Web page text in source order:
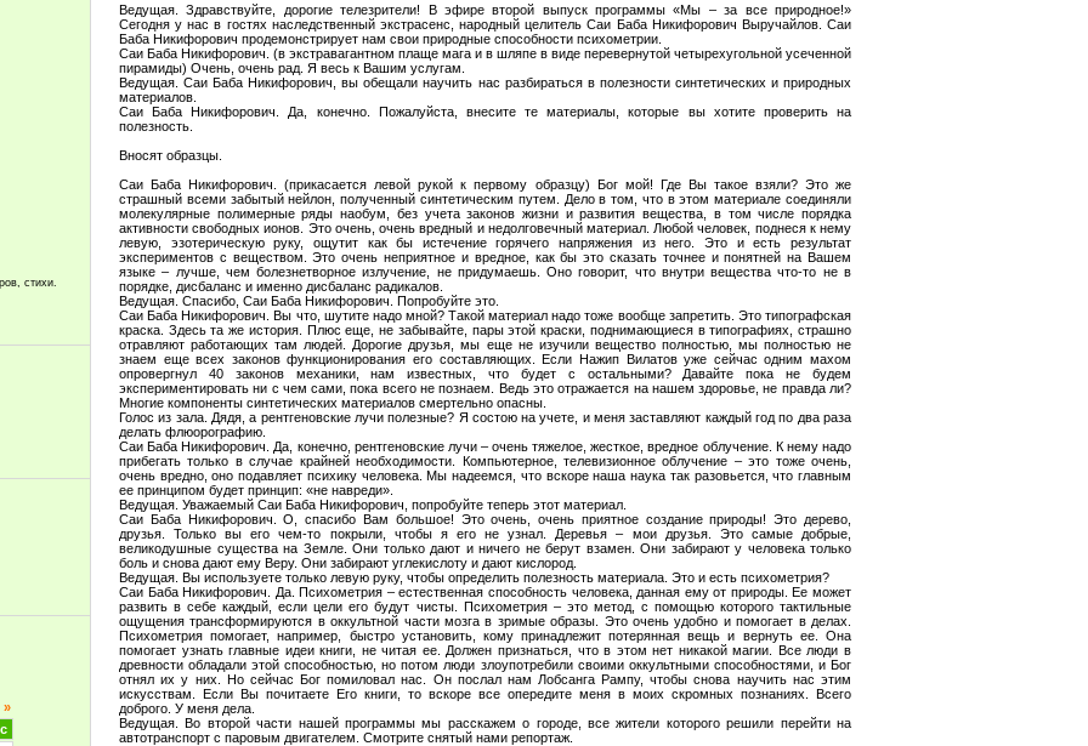
стихи.
»
Ведущая. Здравствуйте, дорогие телезрители! В эфире второй выпуск программы «Мы – за все природное!»
Сегодня у нас в гостях наследственный экстрасенс, народный целитель Саи Баба Никифорович Выручайлов. Саи
Баба Никифорович продемонстрирует нам свои природные способности психометрии.
Саи Баба Никифорович. (в экстравагантном плаще мага и в шляпе в виде перевернутой четырехугольной усеченной
пирамиды) Очень, очень рад. Я весь к Вашим услугам.
Ведущая. Саи Баба Никифорович, вы обещали научить нас разбираться в полезности синтетических и природных
материалов.
Саи Баба Никифорович. Да, конечно. Пожалуйста, внесите те материалы, которые вы хотите проверить на
полезность.
Вносят образцы.
Саи Баба Никифорович. (прикасается левой рукой к первому образцу) Бог мой! Где Вы такое взяли? Это же
страшный всеми забытый нейлон, полученный синтетическим путем. Дело в том, что в этом материале соединяли
молекулярные полимерные ряды наобум, без учета законов жизни и развития вещества, в том числе порядка
активности свободных ионов. Это очень, очень вредный и недолговечный материал. Любой человек, поднеся к нему
левую, эзотерическую руку, ощутит как бы истечение горячего напряжения из него. Это и есть результат
экспериментов с веществом. Это очень неприятное и вредное, как бы это сказать точнее и понятней на Вашем
языке – лучше, чем болезнетворное излучение, не придумаешь. Оно говорит, что внутри вещества что-то не в
порядке, дисбаланс и именно дисбаланс радикалов.
Ведущая. Спасибо, Саи Баба Никифорович. Попробуйте это.
Саи Баба Никифорович. Вы что, шутите надо мной? Такой материал надо тоже вообще запретить. Это типографская
краска. Здесь та же история. Плюс еще, не забывайте, пары этой краски, поднимающиеся в типографиях, страшно
отравляют работающих там людей. Дорогие друзья, мы еще не изучили вещество полностью, мы полностью не
знаем еще всех законов функционирования его составляющих. Если Нажип Вилатов уже сейчас одним махом
опровергнул 40 законов механики, нам известных, что будет с остальными? Давайте пока не будем
экспериментировать ни с чем сами, пока всего не познаем. Ведь это отражается на нашем здоровье, не правда ли?
Многие компоненты синтетических материалов смертельно опасны.
Голос из зала. Дядя, а рентгеновские лучи полезные? Я состою на учете, и меня заставляют каждый год по два раза
делать флюорографию.
Саи Баба Никифорович. Да, конечно, рентгеновские лучи – очень тяжелое, жесткое, вредное облучение. К нему надо
прибегать только в случае крайней необходимости. Компьютерное, телевизионное облучение – это тоже очень,
очень вредно, оно подавляет психику человека. Мы надеемся, что вскоре наша наука так разовьется, что главным
ее принципом будет принцип: «не навреди».
Ведущая. Уважаемый Саи Баба Никифорович, попробуйте теперь этот материал.
Саи Баба Никифорович. О, спасибо Вам большое! Это очень, очень приятное создание природы! Это дерево,
друзья. Только вы его чем-то покрыли, чтобы я его не узнал. Деревья – мои друзья. Это самые добрые,
великодушные существа на Земле. Они только дают и ничего не берут взамен. Они забирают у человека только
боль и снова дают ему Веру. Они забирают углекислоту и дают кислород.
Ведущая. Вы используете только левую руку, чтобы определить полезность материала. Это и есть психометрия?
Саи Баба Никифорович. Да. Психометрия – естественная способность человека, данная ему от природы. Ее может
развить в себе каждый, если цели его будут чисты. Психометрия – это метод, с помощью которого тактильные
ощущения трансформируются в оккультной части мозга в зримые образы. Это очень удобно и помогает в делах.
Психометрия помогает, например, быстро установить, кому принадлежит потерянная вещь и вернуть ее. Она
помогает узнать главные идеи книги, не читая ее. Должен признаться, что в этом нет никакой магии. Все люди в
древности обладали этой способностью, но потом люди злоупотребили своими оккультными способностями, и Бог
отнял их у них. Но сейчас Бог помиловал нас. Он послал нам Лобсанга Рампу, чтобы снова научить нас этим
искусствам. Если Вы почитаете Его книги, то вскоре все опередите меня в моих скромных познаниях. Всего
доброго. У меня дела.
Ведущая. Во второй части нашей программы мы расскажем о городе, все жители которого решили перейти на
автотранспорт с паровым двигателем. Смотрите снятый нами репортаж.